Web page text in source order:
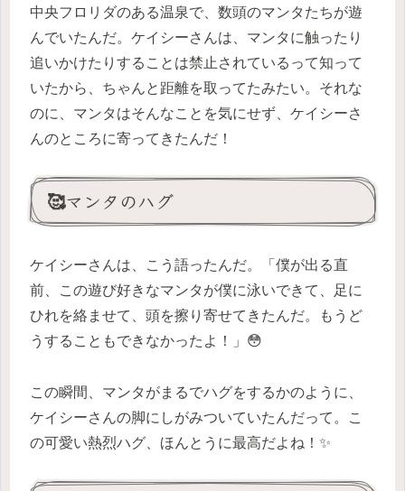
中央フロリダのある温泉で、数頭のマンタたちが遊
んでいたんだ。ケイシーさんは、マンタに触ったり
追いかけたりすることは禁止されているって知って
いたから、ちゃんと距離を取ってたみたい。それな
のに、マンタはそんなことを気にせず、ケイシーさ
んのところに寄ってきたんだ！
🥰マンタのハグ
ケイシーさんは、こう語ったんだ。「僕が出る直
前、この遊び好きなマンタが僕に泳いできて、足に
ひれを絡ませて、頭を擦り寄せてきたんだ。もうど
うすることもできなかったよ！」😳
この瞬間、マンタがまるでハグをするかのように、
ケイシーさんの脚にしがみついていたんだって。こ
の可愛い熱烈ハグ、ほんとうに最高だよね！✨